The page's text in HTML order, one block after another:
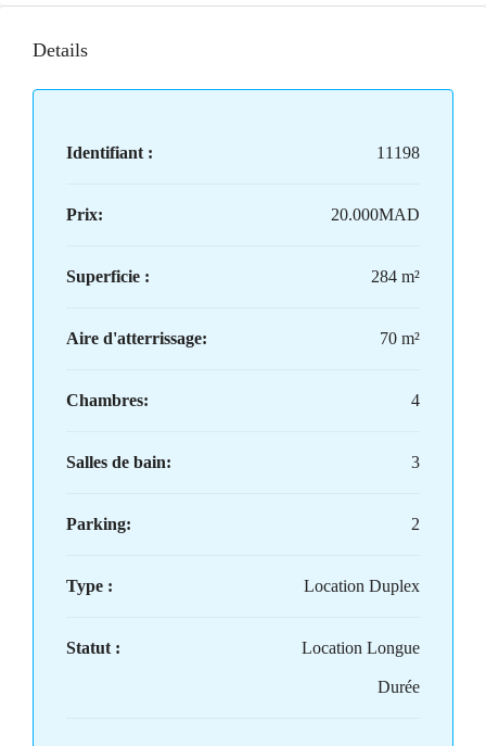
Details
Identifiant : 11198
Prix: 20.000MAD
Superficie : 284 m²
Aire d'atterrissage: 70 m²
Chambres: 4
Salles de bain: 3
Parking: 2
Type : Location Duplex
Statut : Location Longue
Durée